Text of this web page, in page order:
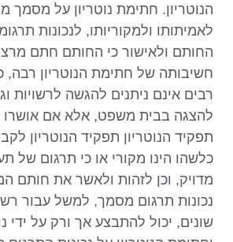
הנוטריון. חתימת נוטריון על מסמך
לאמיתותו ולמקוריותו, לנכונות
החותם ולאישור כי החותם חתם
חשיבותה של חתימת הנוטריון רבה,
רבים אינם ניתנים להגשה לרשויות
להצגה בבית משפט, אלא אם אושרו
תפקיד הנוטריון תפקיד הנוטריון
כלשהו הינו מקורי או כי תרגום של
מדויק, וכן לזהות ולאשר את חותם
נכונות תרגום מסמך, למשל עבור
שונים, יכול להתבצע אך ורק על ידי